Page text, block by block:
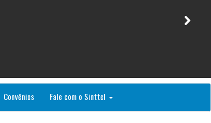
Convênios Fale com o Sinttel